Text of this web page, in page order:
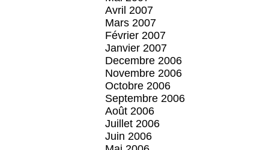
Avril 2007
Mars 2007
Février 2007
Janvier 2007
Decembre 2006
Novembre 2006
Octobre 2006
Septembre 2006
Août 2006
Juillet 2006
Juin 2006